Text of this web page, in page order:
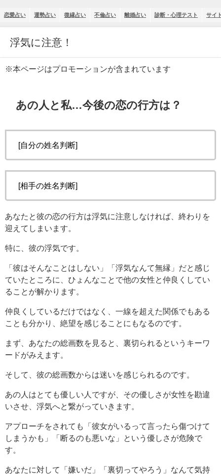
恋愛占い 運勢占い 復縁占い 不倫占い 離婚占い 診断・心理テスト サイ
浮気に注意！
※本ページはプロモーションが含まれています
あの人と私…今後の恋の行方は？
[自分の姓名判断]
[相手の姓名判断]
あなたと彼の恋の行方は浮気に注意しなければ、終わりを
迎えてしまいます。
特に、彼の浮気です。
「彼はそんなことはしない」「浮気なんて無縁」だと感じ
ていたところに、ひょんなことで他の女性と仲良くしてい
ることが解かります。
仲良くしているだけではなく、一線を超えた関係でもある
ことも分かり、絶望を感じることにもなるのです。
まず、あなたの総画数を見ると、裏切られるというキーワ
ードがみえます。
そして、彼の総画数からは迷いを感じられるのです。
あの人はとても優しい人ですが、その優しさが女性を勘違
いさせ、浮気へと繋がっていきます。
アプローチをされても「彼女がいるって言ったら傷つけて
しまうかも」「断るのも悪いな」という優しさが危険で
す。
あなたに対して「嫌いだ」「裏切ってやろう」なんて気持